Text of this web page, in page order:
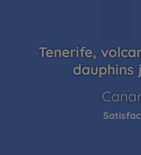
Tenerife,
dauphins